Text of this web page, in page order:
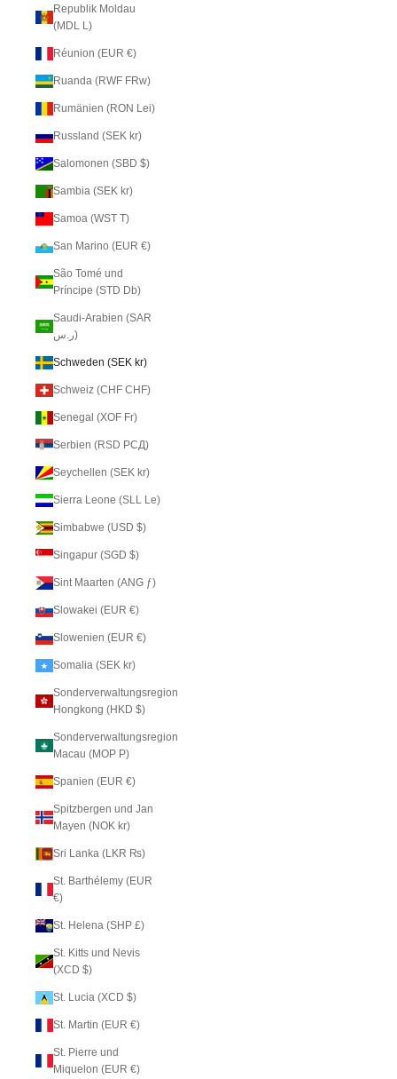
Republik Moldau
(MDL L)
Réunion (EUR €)
Ruanda (RWF FRw)
Rumänien (RON Lei)
Russland (SEK kr)
Salomonen (SBD $)
Sambia (SEK kr)
Samoa (WST T)
San Marino (EUR €)
São Tomé und
Príncipe (STD Db)
Saudi-Arabien (SAR
ر.س)
Schweden (SEK kr)
Schweiz (CHF CHF)
Senegal (XOF Fr)
Serbien (RSD РСД)
Seychellen (SEK kr)
Sierra Leone (SLL Le)
Simbabwe (USD $)
Singapur (SGD $)
Sint Maarten (ANG ƒ)
Slowakei (EUR €)
Slowenien (EUR €)
Somalia (SEK kr)
Sonderverwaltungsregion
Hongkong (HKD $)
Sonderverwaltungsregion
Macau (MOP P)
Spanien (EUR €)
Spitzbergen und Jan
Mayen (NOK kr)
Sri Lanka (LKR ₨)
St. Barthélemy (EUR
€)
St. Helena (SHP £)
St. Kitts und Nevis
(XCD $)
St. Lucia (XCD $)
St. Martin (EUR €)
St. Pierre und
Miquelon (EUR €)